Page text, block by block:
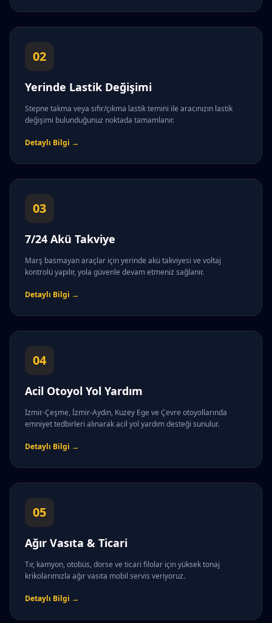
02
Yerinde Lastik Değişimi
Stepne takma veya sıfır/çıkma lastik temini ile aracınızın lastik
değişimi bulunduğunuz noktada tamamlanır.
Detaylı Bilgi →
03
7/24 Akü Takviye
Marş basmayan araçlar için yerinde akü takviyesi ve voltaj
kontrolü yapılır, yola güvenle devam etmeniz sağlanır.
Detaylı Bilgi →
04
Acil Otoyol Yol Yardım
İzmir-Çeşme, İzmir-Aydın, Kuzey Ege ve Çevre otoyollarında
emniyet tedbirleri alınarak acil yol yardım desteği sunulur.
Detaylı Bilgi →
05
Ağır Vasıta & Ticari
Tır, kamyon, otobüs, dorse ve ticari filolar için yüksek tonaj
krikolarımızla ağır vasıta mobil servis veriyoruz.
Detaylı Bilgi →